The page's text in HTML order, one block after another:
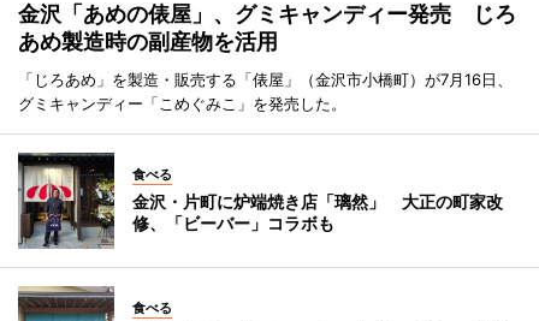
金沢「あめの俵屋」、グミキャンディー発売 じろ
あめ製造時の副産物を活用
「じろあめ」を製造・販売する「俵屋」（金沢市小橋町）が7月16日、
グミキャンディー「こめぐみこ」を発売した。
食べる
金沢・片町に炉端焼き店「璃然」 大正の町家改
修、「ビーバー」コラボも
食べる